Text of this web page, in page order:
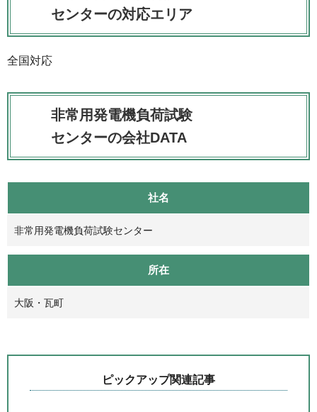
センターの対応エリア
全国対応
非常用発電機負荷試験
センターの会社DATA
社名
非常用発電機負荷試験センター
所在
大阪・瓦町
ピックアップ関連記事